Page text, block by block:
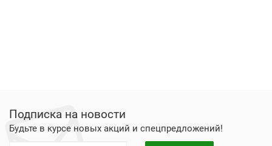
Подписка на новости
Будьте в курсе новых акций и спецпредложений!